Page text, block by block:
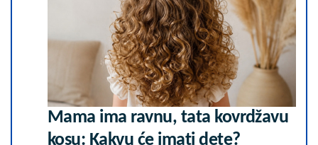
Mama ima ravnu, tata kovrdžavu
kosu: Kakvu će imati dete?